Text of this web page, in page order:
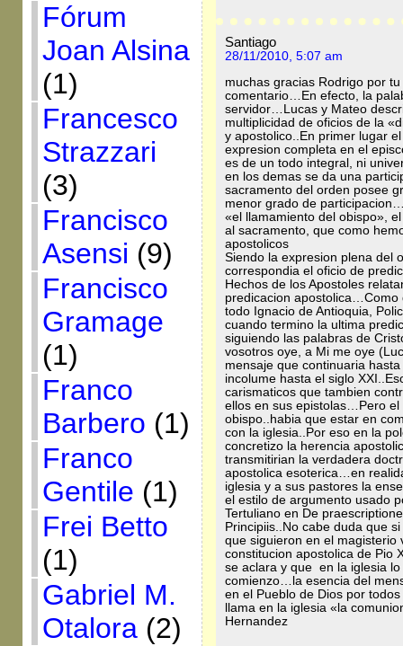
Fórum
Joan Alsina
(1)
Francesco
Strazzari
(3)
Francisco
Asensi (9)
Francisco
Gramage
(1)
Franco
Barbero (1)
Franco
Gentile (1)
Frei Betto
(1)
Gabriel M.
Otalora(2)
Santiago
28/11/2010, 5:07 am
muchas gracias Rodrigo por
comentario…En efecto, la
servidor…Lucas y Mateo
multiplicidad de oficios de la
y apostolico..En primer lugar
expresion completa en el
es de un todo integral, ni
en los demas se da una
sacramento del orden posee
menor grado de
«el llamamiento del obispo»,
al sacramento, que como
apostolicos
Siendo la expresion plena del
correspondia el oficio de
Hechos de los Apostoles
predicacion apostolica…Como
todo Ignacio de Antioquia,
cuando termino la ultima
siguiendo las palabras de
vosotros oye, a Mi me oye
mensaje que continuaria
incolume hasta el siglo
carismaticos que tambien
ellos en sus epistolas…Pero
obispo..habia que estar en
con la iglesia..Por eso en la
concretizo la herencia
transmitirian la verdadera
apostolica esoterica…en
iglesia y a sus pastores la
el estilo de argumento usado
Tertuliano en De
Principiis..No cabe duda que
que siguieron en el magisterio
constitucion apostolica de Pio
se aclara y que en la iglesia
comienzo…la esencia del
en el Pueblo de Dios por
llama en la iglesia «la
Hernandez